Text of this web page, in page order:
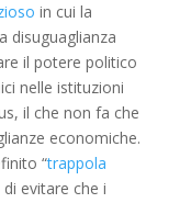
in cui la
disuguaglianza
il potere politico
nelle istituzioni
il che non fa che
economiche.
“trappola
evitare che i